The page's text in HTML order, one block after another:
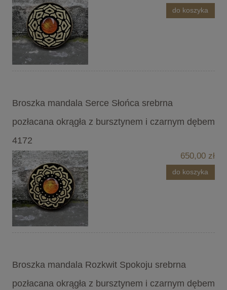
do koszyka
Broszka mandala Serce Słońca srebrna
pozłacana okrągła z bursztynem i czarnym dębem
4172
650,00 zł
do koszyka
Broszka mandala Rozkwit Spokoju srebrna
pozłacana okrągła z bursztynem i czarnym dębem